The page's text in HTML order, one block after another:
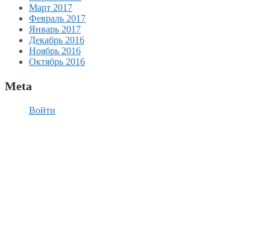
Март 2017
Февраль 2017
Январь 2017
Декабрь 2016
Ноябрь 2016
Октябрь 2016
Meta
Войти